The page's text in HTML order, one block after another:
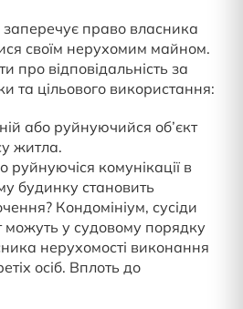
заперечує право власника
своїм нерухомим майном.
про відповідальність за
та цільового використання:
або руйнуючийся об’єкт
житла.
руйнуючіся комунікації в
будинку становить
Кондомініум, сусіди
можуть у судовому порядку
нерухомості виконання
осіб. Вплоть до